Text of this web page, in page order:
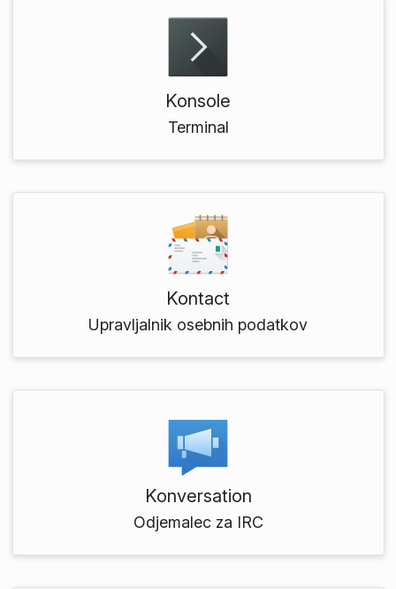
Konsole
Terminal
Kontact
Upravljalnik osebnih podatkov
Konversation
Odjemalec za IRC